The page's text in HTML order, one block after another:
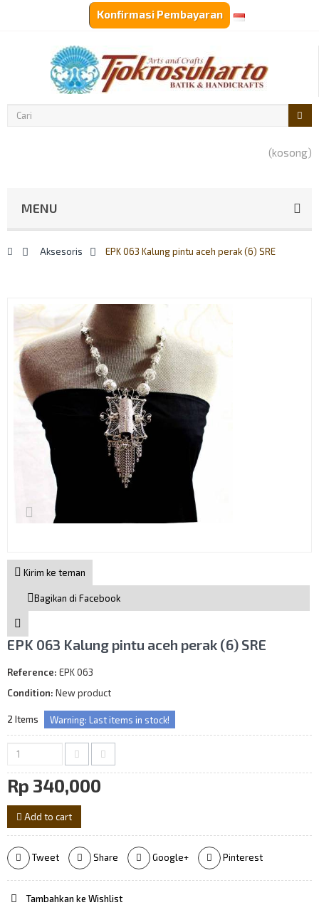
Konfirmasi Pembayaran
(kosong)
MENU
> Aksesoris > EPK 063 Kalung pintu aceh perak (6) SRE
Kirim ke teman
Bagikan di Facebook
EPK 063 Kalung pintu aceh perak (6) SRE
Reference: EPK 063
Condition: New product
2 Items Warning: Last items in stock!
Rp‎ 340,000
Add to cart
Tweet Share Google+ Pinterest
Tambahkan ke Wishlist